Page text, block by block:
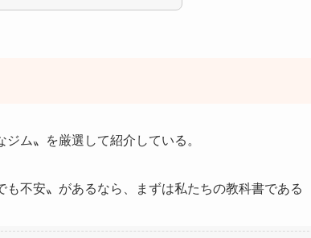
ム〟を厳選して紹介している。
も不安〟があるなら、まずは私たちの教科書である